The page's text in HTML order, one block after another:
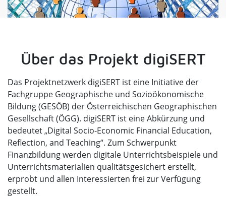
Über das Projekt digiSERT
Das Projektnetzwerk digiSERT ist eine Initiative der
Fachgruppe Geographische und Sozioökonomische
Bildung (GESÖB) der Österreichischen Geographischen
Gesellschaft (ÖGG). digiSERT ist eine Abkürzung und
bedeutet „Digital Socio-Economic Financial Education,
Reflection, and Teaching“. Zum Schwerpunkt
Finanzbildung werden digitale Unterrichtsbeispiele und
Unterrichtsmaterialien qualitätsgesichert erstellt,
erprobt und allen Interessierten frei zur Verfügung
gestellt.